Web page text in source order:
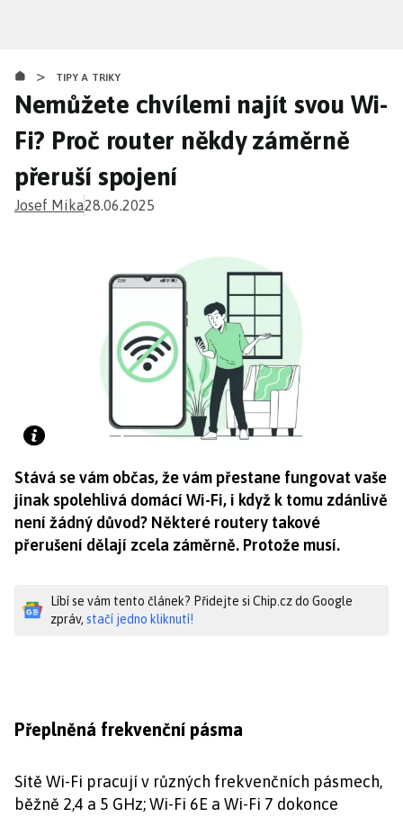
obsahu
> TIPY A TRIKY
Nemůžete chvílemi najít svou Wi-
Fi? Proč router někdy záměrně
přeruší spojení
Josef Mika28.06.2025
Stává se vám občas, že vám přestane fungovat vaše
jinak spolehlivá domácí Wi-Fi, i když k tomu zdánlivě
není žádný důvod? Některé routery takové
přerušení dělají zcela záměrně. Protože musí.
Líbí se vám tento článek? Přidejte si Chip.cz do Google
zpráv, stačí jedno kliknutí!
Přeplněná frekvenční pásma
Sítě Wi-Fi pracují v různých frekvenčních pásmech,
běžně 2,4 a 5 GHz; Wi-Fi 6E a Wi-Fi 7 dokonce